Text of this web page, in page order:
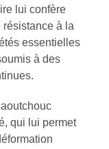
lui confère
résistance à la
essentielles
à des
qui lui permet